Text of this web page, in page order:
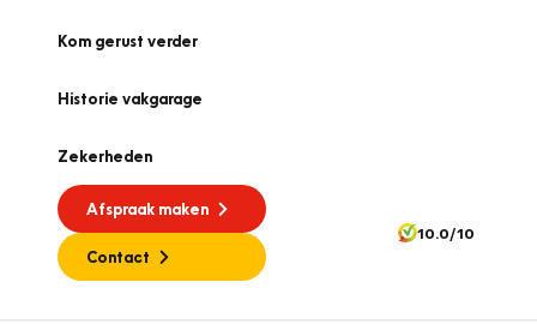
Kom gerust verder
Historie vakgarage
Zekerheden
Afspraak maken
Contact
10.0/10